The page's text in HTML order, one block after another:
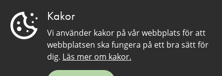
Kakor
Vi använder kakor på vår webbplats för att
webbplatsen ska fungera på ett bra sätt för
dig. Läs mer om kakor.